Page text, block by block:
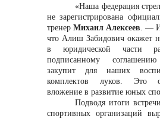
«Наша федерация
не зарегистрирована
тренер Михаил Алексеев. — И
что Алиш Забидович окажет
в юридической части
подписанному
закупит для наших
комплектов луков. Это
вложение в развитие юных
Подводя итоги
спортивных организаций